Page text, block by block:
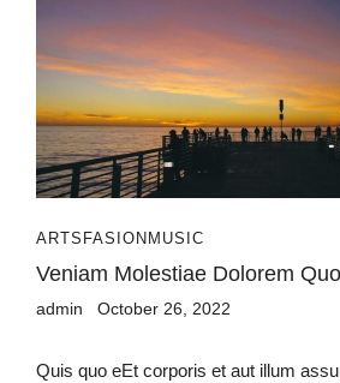
ARTS FASION MUSIC
Veniam Molestiae Dolorem
admin October 26, 2022
Quis quo eEt corporis et aut illum